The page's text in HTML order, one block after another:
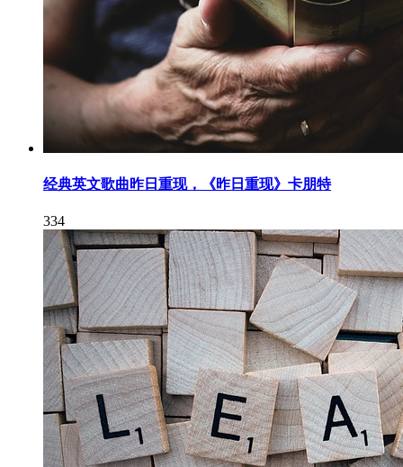
经典英文歌曲昨日重现，《昨日重现》卡朋特
334